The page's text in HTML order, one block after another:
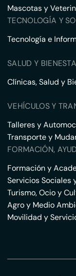
Mascotas y
TECNOLOGÍA Y
Tecnología e
SALUD Y
Clínicas, Salud y
VEHÍCULOS Y
Talleres y
Transporte y
FORMACIÓN,
Formación y
Servicios Sociales
Turismo, Ocio y
Agro y Medio
Movilidad y